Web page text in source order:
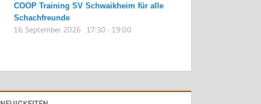
COOP Training SV Schwaikheim für alle
Schachfreunde
16. September 2026 17:30 -19:00